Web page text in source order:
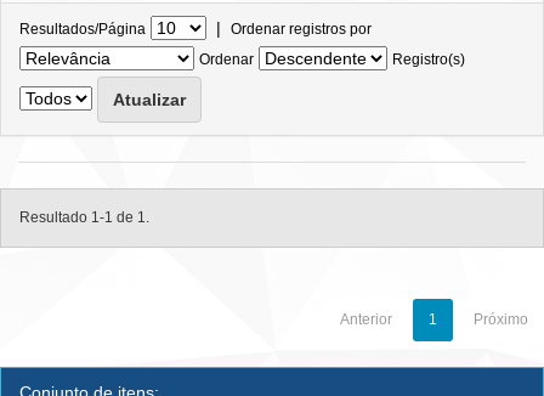
Resultados/Página | Ordenar registros por
Ordenar
Registro(s)
Resultado 1-1 de 1.
Anterior 1 Próximo